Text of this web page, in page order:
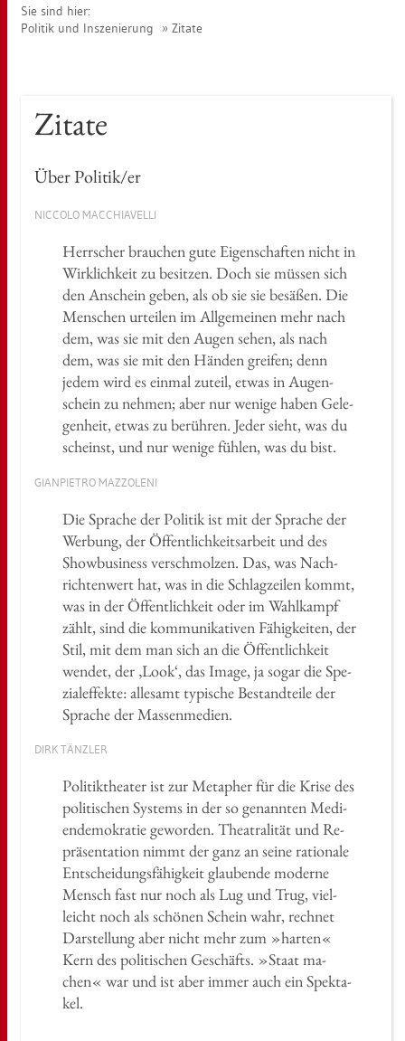
Sie sind hier:
Po­li­tik und In­sze­nie­rung
Zi­ta­te
Zi­ta­te
Über Po­li­tik/er
NIC­CO­LO MAC­CHIA­VEL­LI
Herr­scher brau­chen gute Ei­gen­schaf­ten nicht in
Wirk­lich­keit zu be­sit­zen. Doch sie müs­sen sich
den An­schein geben, als ob sie sie be­sä­ßen. Die
Men­schen ur­tei­len im All­ge­mei­nen mehr nach
dem, was sie mit den Augen sehen, als nach
dem, was sie mit den Hän­den grei­fen; denn
jedem wird es ein­mal zu­teil, etwas in Au­gen­
schein zu neh­men; aber nur we­ni­ge haben Ge­le­
gen­heit, etwas zu be­rüh­ren. Jeder sieht, was du
scheinst, und nur we­ni­ge füh­len, was du bist.
GI­AN­PIE­TRO MAZ­ZO­LE­NI
Die Spra­che der Po­li­tik ist mit der Spra­che der
Wer­bung, der Öf­fent­lich­keits­ar­beit und des
Show­busi­ness ver­schmol­zen. Das, was Nach­
rich­ten­wert hat, was in die Schlag­zei­len kommt,
was in der Öf­fent­lich­keit oder im Wahl­kampf
zählt, sind die kom­mu­ni­ka­ti­ven Fä­hig­kei­ten, der
Stil, mit dem man sich an die Öf­fent­lich­keit
wen­det, der ‚Look‘, das Image, ja sogar die Spe­
zi­al­ef­fek­te: al­le­samt ty­pi­sche Be­stand­tei­le der
Spra­che der Mas­sen­me­di­en.
DIRK TÄNZ­LER
Po­li­tik­thea­ter ist zur Me­ta­pher für die Krise des
po­li­ti­schen Sys­tems in der so ge­nann­ten Me­di­
en­de­mo­kra­tie ge­wor­den. Thea­tra­li­tät und Re­
prä­sen­ta­ti­on nimmt der ganz an seine ra­tio­na­le
Ent­schei­dungs­fä­hig­keit glau­ben­de mo­der­ne
Mensch fast nur noch als Lug und Trug, viel­
leicht noch als schö­nen Schein wahr, rech­net
Dar­stel­lung aber nicht mehr zum »har­ten«
Kern des po­li­ti­schen Ge­schäfts. »Staat ma­
chen« war und ist aber immer auch ein Spek­ta­
kel.